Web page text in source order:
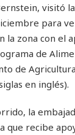
visitó
para
la zona con el
de
de
en inglés).
la
que recibe